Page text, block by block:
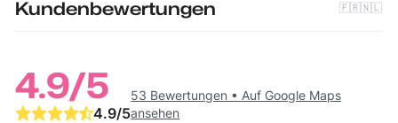
Kundenbewertungen 🇫🇷🇳🇱
4.9/5
4.9/5
53 Bewertungen • Auf Google Maps
ansehen